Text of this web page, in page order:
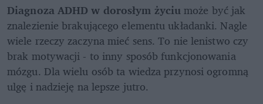
Diagnoza ADHD w dorosłym życiu może być jak
znalezienie brakującego elementu układanki. Nagle
wiele rzeczy zaczyna mieć sens. To nie lenistwo czy
brak motywacji - to inny sposób funkcjonowania
mózgu. Dla wielu osób ta wiedza przynosi ogromną
ulgę i nadzieję na lepsze jutro.